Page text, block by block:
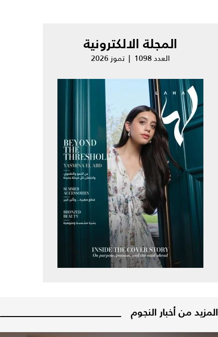
المجلة الالكترونية
العدد 1098 | تموز 2026
المزيد من أخبار النجوم